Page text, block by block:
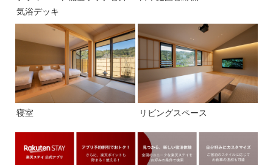
気浴デッキ
寝室 リビングスペース